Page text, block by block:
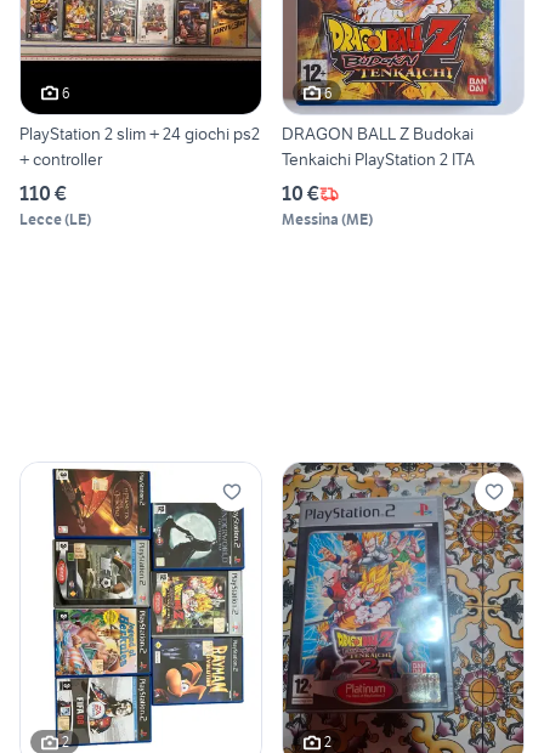
6
PlayStation 2 slim + 24 giochi ps2
+ controller
110 €
Lecce(LE)
6
DRAGON BALL Z Budokai
Tenkaichi PlayStation 2 ITA
10 €
Messina (ME)
2 2